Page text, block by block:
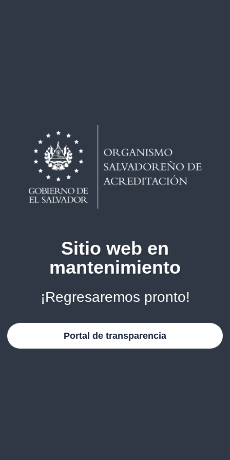
Sitio web en
mantenimiento
¡Regresaremos pronto!
Portal de transparencia